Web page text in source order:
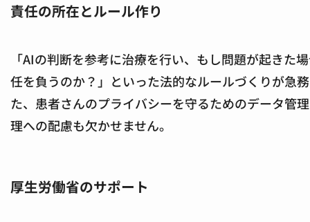
責任の所在とルール作り
「AIの判断を参考に治療を行い、もし問題が起きた
任を負うのか？」といった法的なルールづくりが急
た、患者さんのプライバシーを守るためのデータ管
理への配慮も欠かせません。
厚生労働省のサポート